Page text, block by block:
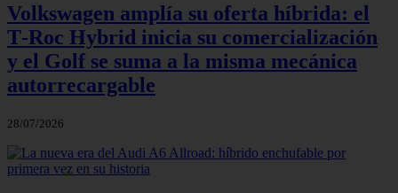
Volkswagen amplía su oferta híbrida: el
T‑Roc Hybrid inicia su comercialización
y el Golf se suma a la misma mecánica
autorrecargable
28/07/2026